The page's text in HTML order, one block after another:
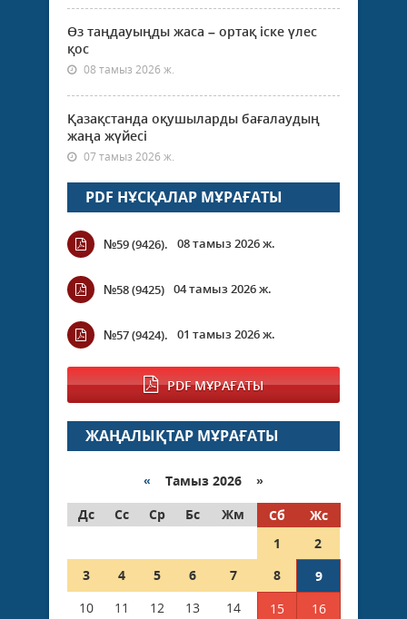
Өз таңдауыңды жаса – ортақ іске үлес
қос
08 тамыз 2026 ж.
Қазақстанда оқушыларды бағалаудың
жаңа жүйесі
07 тамыз 2026 ж.
PDF НҰСҚАЛАР МҰРАҒАТЫ
№59 (9426). 08 тамыз 2026 ж.
№58 (9425) 04 тамыз 2026 ж.
№57 (9424). 01 тамыз 2026 ж.
PDF МҰРАҒАТЫ
ЖАҢАЛЫҚТАР МҰРАҒАТЫ
« Тамыз 2026 »
Дс
Сс Ср Бс Жм Сб
Жс
1
2
3
4 5 6 7 8
9
10
11 12 13 14 15
16